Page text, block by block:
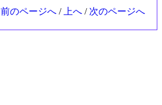
前のページへ / 上へ / 次のページへ